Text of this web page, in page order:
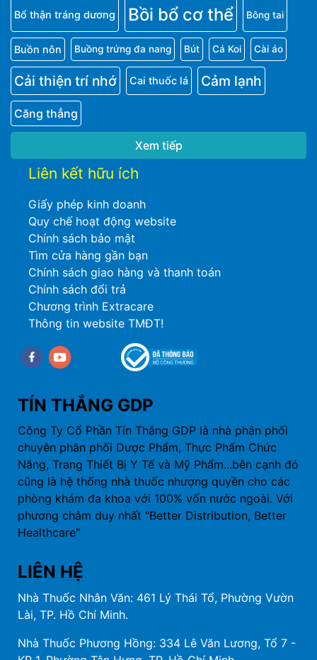
Bổ thận tráng dương Bồi bổ cơ thể Bông tai
Buồn nôn Buồng trứng đa nang Bút Cá Koi Cài áo
Cải thiện trí nhớ Cai thuốc lá Cảm lạnh
Căng thẳng
Xem tiếp
Liên kết hữu ích
Giấy phép kinh doanh
Quy chế hoạt động website
Chính sách bảo mật
Tìm cửa hàng gần bạn
Chính sách giao hàng và thanh toán
Chính sách đổi trả
Chương trình Extracare
Thông tin website TMĐT!
Facebookyoutube
TÍN THẮNG GDP
Công Ty Cổ Phần Tín Thắng GDP là nhà phân phối
chuyên phân phối Dược Phẩm, Thực Phẩm Chức
Năng, Trang Thiết Bị Y Tế và Mỹ Phẩm...bên cạnh đó
cũng là hệ thống nhà thuốc nhượng quyền cho các
phòng khám đa khoa với 100% vốn nước ngoài. Với
phương châm duy nhất "Better Distribution, Better
Healthcare"
LIÊN HỆ
Nhà Thuốc Nhân Văn: 461 Lý Thái Tổ, Phường Vườn
Lài, TP. Hồ Chí Minh.
Nhà Thuốc Phương Hồng: 334 Lê Văn Lương, Tổ 7 -